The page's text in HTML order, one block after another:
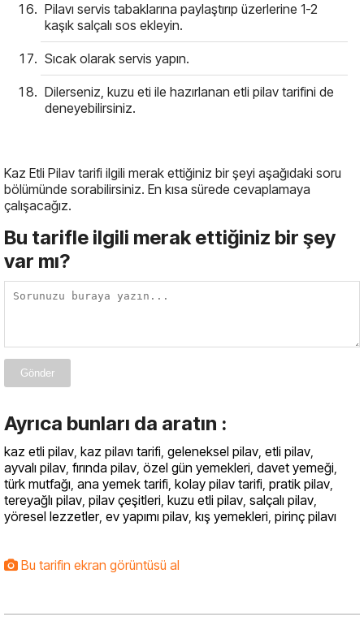
Pilavı servis tabaklarına paylaştırıp üzerlerine 1-2
kaşık salçalı sos ekleyin.
Sıcak olarak servis yapın.
Dilerseniz, kuzu eti ile hazırlanan etli pilav tarifini de
deneyebilirsiniz.
Kaz Etli Pilav tarifi ilgili merak ettiğiniz bir şeyi aşağıdaki soru
bölümünde sorabilirsiniz. En kısa sürede cevaplamaya
çalışacağız.
Bu tarifle ilgili merak ettiğiniz bir şey
var mı?
Gönder
Ayrıca bunları da aratın :
kaz etli pilav, kaz pilavı tarifi, geleneksel pilav, etli pilav,
ayvalı pilav, fırında pilav, özel gün yemekleri, davet yemeği,
türk mutfağı, ana yemek tarifi, kolay pilav tarifi, pratik pilav,
tereyağlı pilav, pilav çeşitleri, kuzu etli pilav, salçalı pilav,
yöresel lezzetler, ev yapımı pilav, kış yemekleri, pirinç pilavı
Bu tarifin ekran görüntüsü al